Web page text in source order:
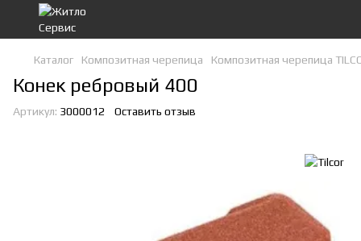
Каталог Композитная черепица Композитная черепица
Конек ребровый 400
Артикул: 3000012 Оставить отзыв